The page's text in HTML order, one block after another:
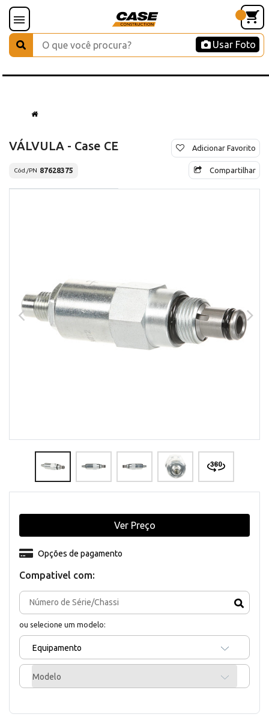
Usar Foto
VÁLVULA - Case CE
Cód./PN 87628375
Adicionar Favorito
Compartilhar
Compativel com:
ou selecione um modelo:
Equipamento
Modelo
Opções de pagamento
Ver Preço